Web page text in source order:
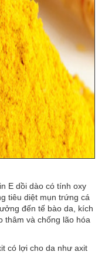
E dồi dào có tính oxy
tiêu diệt mụn trứng cá
đến tế bào da, kích
thâm và chống lão hóa
có lợi cho da như axit